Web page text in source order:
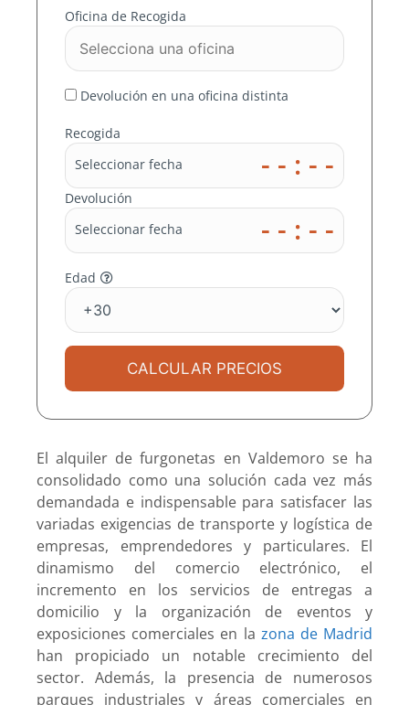
Oficina de Recogida
Devolución en una oficina distinta
Recogida
Seleccionar fecha
- - : - -
Devolución
Seleccionar fecha
- - : - -
Edad
CALCULAR PRECIOS
El alquiler de furgonetas en Valdemoro se ha
consolidado como una solución cada vez más
demandada e indispensable para satisfacer las
variadas exigencias de transporte y logística de
empresas, emprendedores y particulares. El
dinamismo del comercio electrónico, el
incremento en los servicios de entregas a
domicilio y la organización de eventos y
exposiciones comerciales en la zona de Madrid
han propiciado un notable crecimiento del
sector. Además, la presencia de numerosos
parques industriales y áreas comerciales en